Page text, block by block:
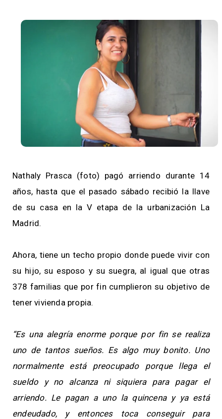
Nathaly Prasca (foto) pagó arriendo durante 14
años, hasta que el pasado sábado recibió la llave
de su casa en la V etapa de la urbanización La
Madrid.
Ahora, tiene un techo propio donde puede vivir con
su hijo, su esposo y su suegra, al igual que otras
378 familias que por fin cumplieron su objetivo de
tener vivienda propia.
“Es una alegría enorme porque por fin se realiza
uno de tantos sueños. Es algo muy bonito. Uno
normalmente está preocupado porque llega el
sueldo y no alcanza ni siquiera para pagar el
arriendo. Le pagan a uno la quincena y ya está
endeudado, y entonces toca conseguir para